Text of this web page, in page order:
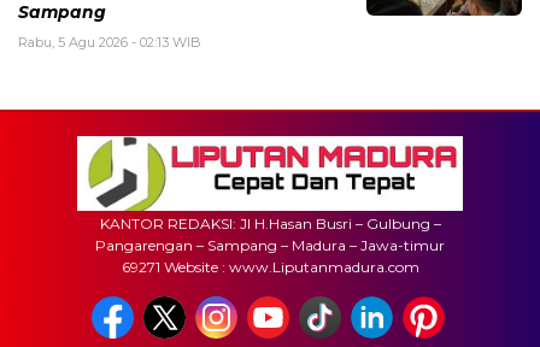
Sampang
Rabu, 5 Agu 2026 - 02:13 WIB
KANTOR REDAKSI: Jl H.Hasan Busri – Gulbung –
Pangarengan – Sampang – Madura – Jawa-timur
69271 Website : www.Liputanmadura.com